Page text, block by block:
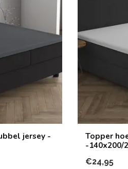
jersey -
Topper
-140x200/
€24,95